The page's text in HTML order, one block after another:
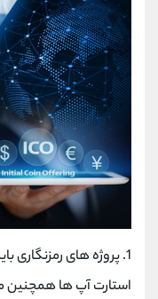
1. پروژه های
استارت آپ ها